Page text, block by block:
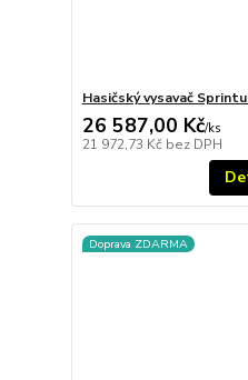
Hasičský vysavač
26 587,00 Kč/ks
21 972,73 Kč bez DPH
Doprava ZDARMA